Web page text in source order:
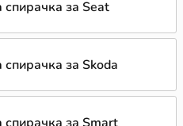
за Seat
за Skoda
за Smart